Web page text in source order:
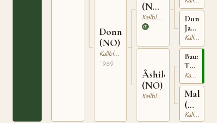
Donnolita
(NO)
Kallblodig Travare
1969
(NO)
N
1944
Kallblodig Travare
Åshilda
(NO)
Kallblodig Travare
233
Donna
Jakken
(NO)
T-
1590
Kallblodig Travare
Baus
Tryggsön
(NO)
T-
207
Kallblodig Travare
Malli
(NO)
T-Kallblodig Travare